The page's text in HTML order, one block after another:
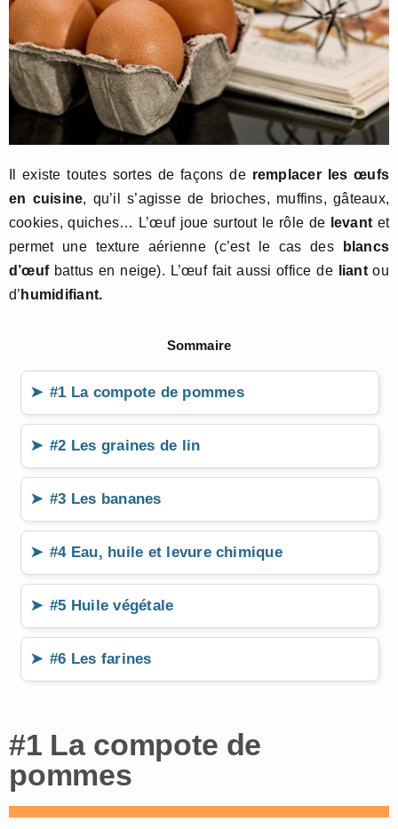
Il existe toutes sortes de façons deremplacer les œufs
en cuisine, qu’il s’agisse de brioches, muffins, gâteaux,
cookies, quiches… L’œuf joue surtout le rôle de levant et
permet une texture aérienne (c’est le cas des
blancs
d’œuf battus en neige). L’œuf fait aussi office de liantou
d’ humidifiant.
Sommaire
#1 La compote de pommes
#2 Les graines de lin
#3 Les bananes
#4 Eau, huile et levure chimique
#5 Huile végétale
#6 Les farines
#1 La compote de
pommes